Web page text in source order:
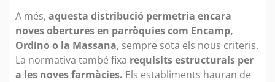
A més, aquesta distribució permetria encara
noves obertures en parròquies com Encamp,
Ordino o la Massana, sempre sota els nous criteris.
La normativa també fixa requisits estructurals per
a les noves farmàcies. Els establiments hauran de